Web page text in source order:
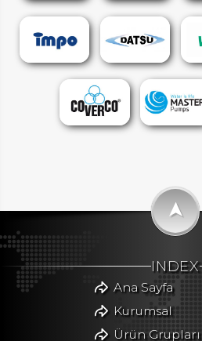
➤
INDEX
Ana Sayfa
Kurumsal
Ürün Grupları